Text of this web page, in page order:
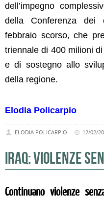
dell’impegno
della Conferenza
febbraio scorso, che
triennale di 400 milioni
e di sostegno allo
della regione.
Elodia Policarpio
ELODIA POLICARPIO 12/02/
IRAQ: VIOLENZE
Continuano violenze